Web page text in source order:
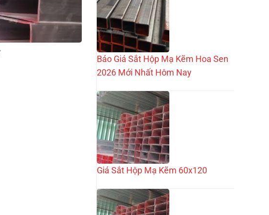
Báo Giá Sắt Hộp Mạ Kẽm Hoa Sen
2026 Mới Nhất Hôm Nay
Giá Sắt Hộp Mạ Kẽm 60x120